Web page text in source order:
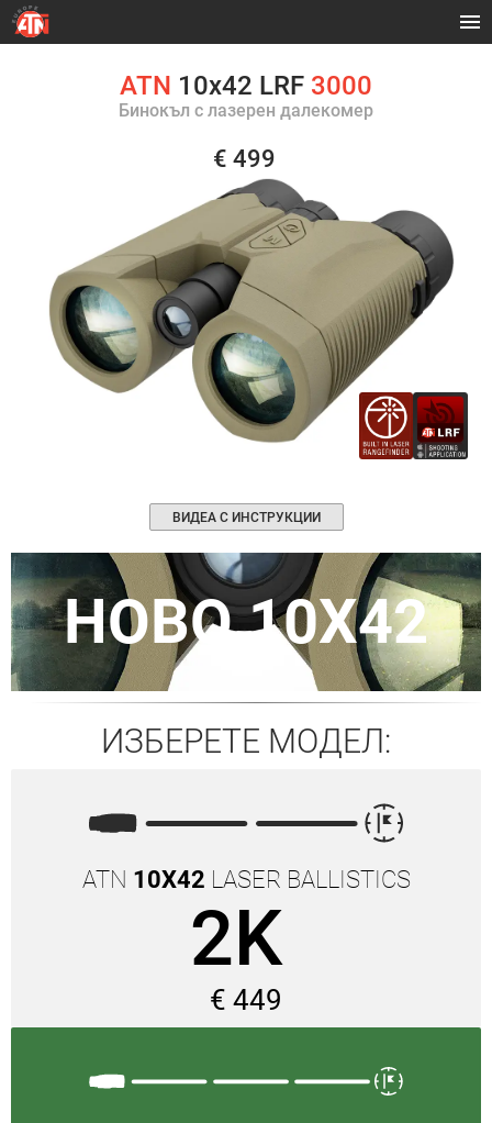
ATN 10x42 LRF 3000
Бинокъл с лазерен далекомер
€ 499
ВИДЕА С ИНСТРУКЦИИ
НОВО 10X42
ИЗБЕРЕТЕ МОДЕЛ:
ATN 10X42 LASER BALLISTICS
2K
€ 449